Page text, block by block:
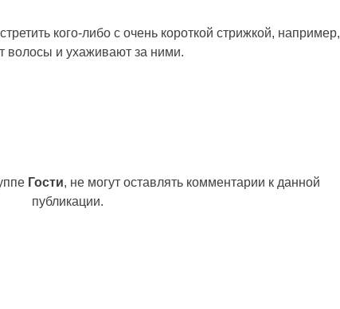
кого-либо с очень короткой стрижкой, например,
волосы и ухаживают за ними.
Гости, не могут оставлять комментарии к данной
публикации.